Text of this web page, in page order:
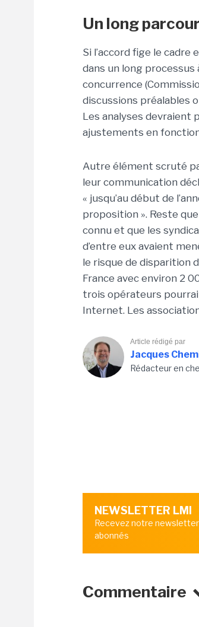
Un long
Si l’accord fige le cadre
dans un long
concurrence
discussions préalables
Les analyses devraient
ajustements en
Autre élément scruté
leur communication
« jusqu’au début de
proposition ». Reste
connu et que les
d’entre eux avaient
le risque de disparition
France avec environ 2
trois opérateurs
Internet. Les
Article rédigé par
Jacques
Rédacteur en
NEWSLETTER LMI
Recevez notre
abonnés
Commentaire